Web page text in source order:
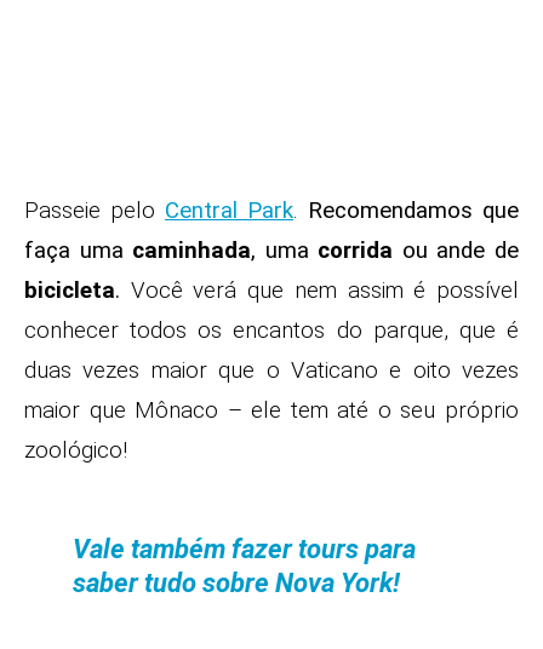
Passeie pelo Central Park. Recomendamos que
faça uma caminhada, uma corrida ou ande de
bicicleta. Você verá que nem assim é possível
conhecer todos os encantos do parque, que é
duas vezes maior que o Vaticano e oito vezes
maior que Mônaco – ele tem até o seu próprio
zoológico!
Vale também fazer tours para
saber tudo sobre Nova York!